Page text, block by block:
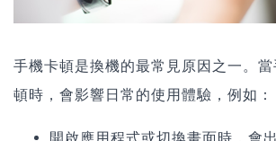
手機卡頓是換機的最常見原因之一。
頓時，會影響日常的使用體驗，例如：